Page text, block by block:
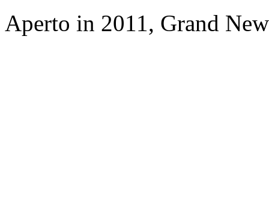
Aperto in 2011, Grand